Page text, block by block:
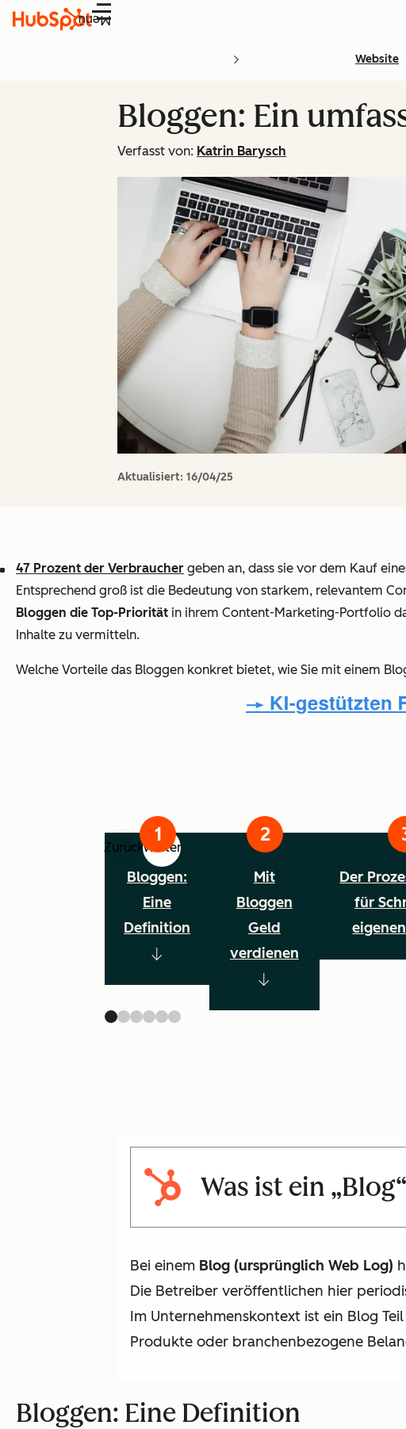
Menü
Website
Bloggen: Ein
Verfasst von: Katrin Barysch
Aktualisiert: 16/04/25
47 Prozent der Verbraucher geben an, dass sie vor dem Kauf
Entsprechend groß ist die Bedeutung von starkem, relevantem
Bloggen die Top-Priorität in ihrem Content-Marketing-Portfolio
Inhalte zu vermitteln.
Welche Vorteile das Bloggen konkret bietet, wie Sie mit einem
ZurückWeiter
Bloggen:
Eine
Definition
Mit
Bloggen
Geld
verdienen
Der
für
Was ist ein
Bei einem Blog (ursprünglich Web Log)
Die Betreiber veröffentlichen hier
Im Unternehmenskontext ist ein Blog
Produkte oder branchenbezogene
Bloggen: Eine Definition